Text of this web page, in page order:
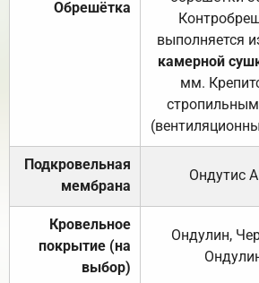
Обрешётка
выполняется
камерной
мм.
Подкровельная
мембрана
Ондутис
Кровельное
покрытие (на
выбор)
Ондулин,